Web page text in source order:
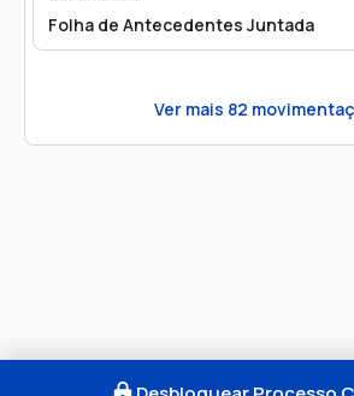
requeridos pelo defensor. Anote-se
e aporte tarja de identificação.
Folha de Antecedentes Juntada
Ver mais 82